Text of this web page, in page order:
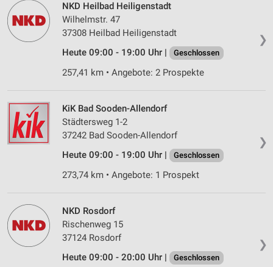
❯
NKD Heilbad Heiligenstadt
Wilhelmstr. 47
37308 Heilbad Heiligenstadt
Heute 09:00 - 19:00 Uhr |
Geschlossen
257,41 km • Angebote: 2 Prospekte
❯
KiK Bad Sooden-Allendorf
Städtersweg 1-2
37242 Bad Sooden-Allendorf
Heute 09:00 - 19:00 Uhr |
Geschlossen
273,74 km • Angebote: 1 Prospekt
❯
NKD Rosdorf
Rischenweg 15
37124 Rosdorf
Heute 09:00 - 20:00 Uhr |
Geschlossen